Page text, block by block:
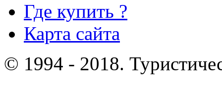
Где купить ?
Карта сайта
© 1994 - 2018.